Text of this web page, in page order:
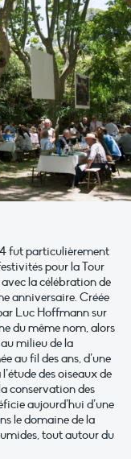
fut particulièrement
pour la Tour
la célébration de
anniversaire. Créée
Luc Hoffmann sur
du même nom, alors
milieu de la
au fil des ans, d’une
des oiseaux de
conservation des
aujourd’hui d’une
le domaine de la
tout autour du